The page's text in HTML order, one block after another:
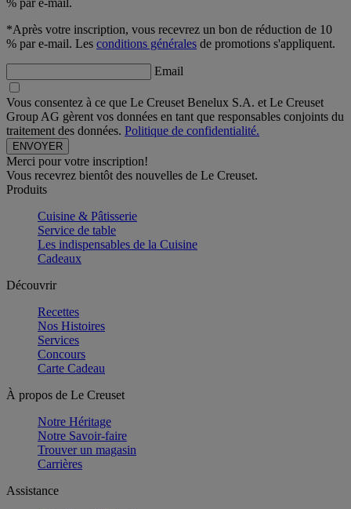
*Après votre inscription, vous recevrez un bon de réduction de 10
% par e-mail. Les conditions générales de promotions s'appliquent.
Email
Vous consentez à ce que Le Creuset Benelux S.A. et Le Creuset
Group AG gèrent vos données en tant que responsables conjoints du
traitement des données. Politique de confidentialité.
Merci pour votre inscription!
Vous recevrez bientôt des nouvelles de Le Creuset.
Produits
Cuisine & Pâtisserie
Service de table
Les indispensables de la Cuisine
Cadeaux
Découvrir
Recettes
Nos Histoires
Services
Concours
Carte Cadeau
À propos de Le Creuset
Notre Héritage
Notre Savoir-faire
Trouver un magasin
Carrières
Assistance